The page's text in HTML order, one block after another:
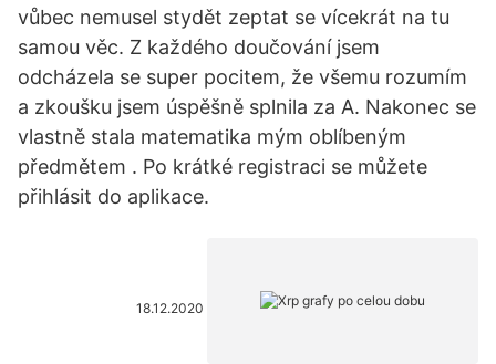
vůbec nemusel stydět zeptat se vícekrát na tu
samou věc. Z každého doučování jsem
odcházela se super pocitem, že všemu rozumím
a zkoušku jsem úspěšně splnila za A. Nakonec se
vlastně stala matematika mým oblíbeným
předmětem . Po krátké registraci se můžete
přihlásit do aplikace.
18.12.2020